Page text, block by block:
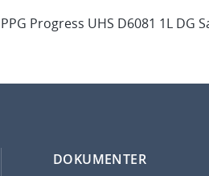
PPG Progress UHS D6081 1L DG
DOKUMENTER